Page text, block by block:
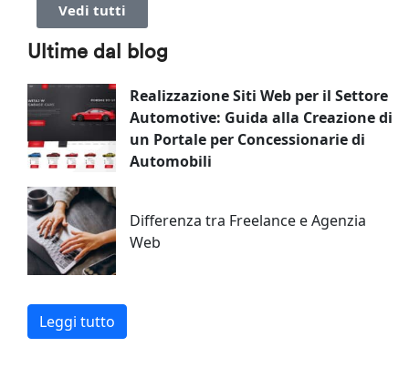
Vedi tutti
Ultime dal blog
Realizzazione Siti Web per il Settore
Automotive: Guida alla Creazione di
un Portale per Concessionarie di
Automobili
Differenza tra Freelance e Agenzia
Web
Leggi tutto